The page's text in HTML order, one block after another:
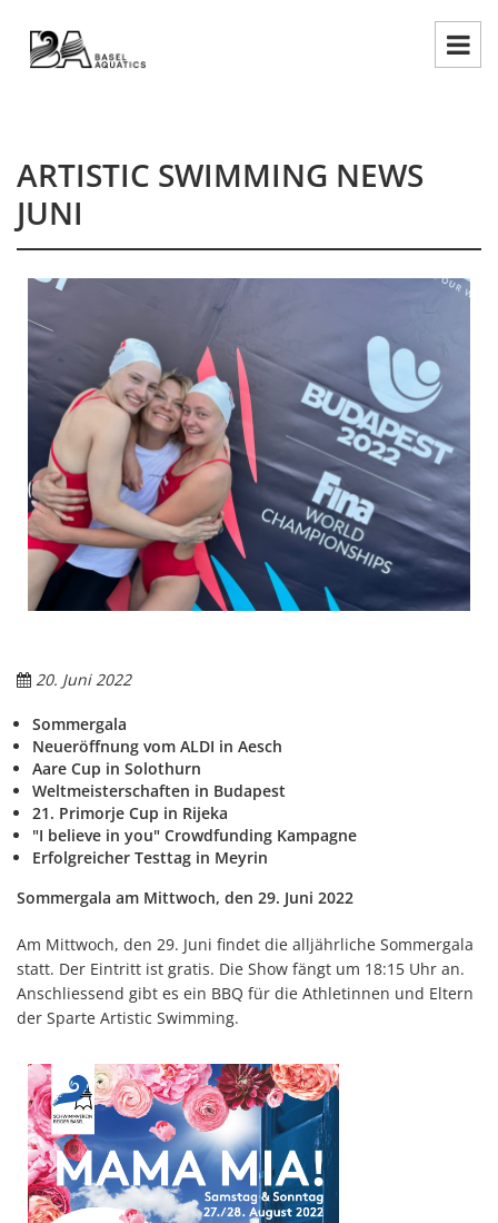
ARTISTIC SWIMMING NEWS
JUNI
20. Juni 2022
Sommergala
Neueröffnung vom ALDI in Aesch
Aare Cup in Solothurn
Weltmeisterschaften in Budapest
21. Primorje Cup in Rijeka
"I believe in you" Crowdfunding Kampagne
Erfolgreicher Testtag in Meyrin
Sommergala am Mittwoch, den 29. Juni 2022
Am Mittwoch, den 29. Juni findet die alljährliche Sommergala
statt. Der Eintritt ist gratis. Die Show fängt um 18:15 Uhr an.
Anschliessend gibt es ein BBQ für die Athletinnen und Eltern
der Sparte Artistic Swimming.